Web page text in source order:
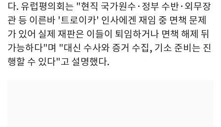
다. 유럽평의회는 "현직 국가원수·정부 수반·외무장
관 등 이른바 '트로이카' 인사에겐 재임 중 면책 문제
가 있어 실제 재판은 이들이 퇴임하거나 면책 해제 뒤
가능하다"며 "대신 수사와 증거 수집, 기소 준비는 진
행할 수 있다"고 설명했다.